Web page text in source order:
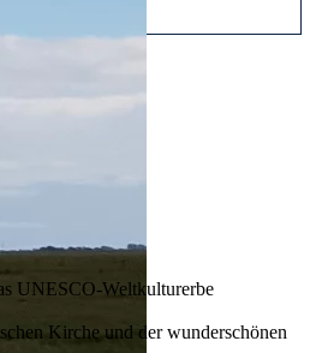
UNESCO-Weltkulturerbe
Kirche und der wunderschönen